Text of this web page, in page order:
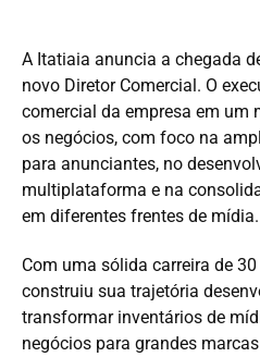
A Itatiaia anuncia a chegada
novo Diretor Comercial. O
comercial da empresa em um
os negócios, com foco na
para anunciantes, no
multiplataforma e na
em diferentes frentes de mídia.
Com uma sólida carreira de
construiu sua trajetória
transformar inventários de
negócios para grandes